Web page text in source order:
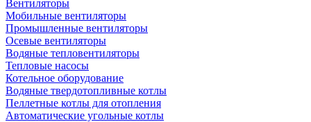
Вентиляторы
Мобильные вентиляторы
Промышленные вентиляторы
Осевые вентиляторы
Водяные тепловентиляторы
Тепловые насосы
Котельное оборудование
Водяные твердотопливные котлы
Пеллетные котлы для отопления
Автоматические угольные котлы